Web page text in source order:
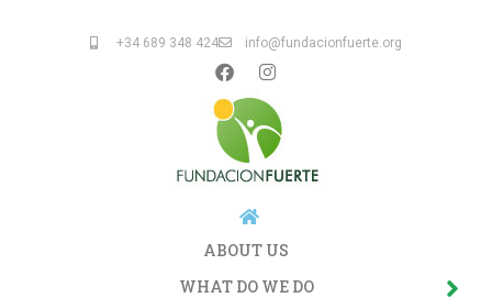
+34 689 348 424 info@fundacionfuerte.org
ABOUT US
WHAT DO WE DO